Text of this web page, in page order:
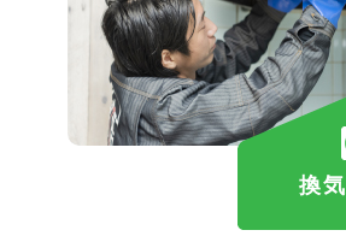
換